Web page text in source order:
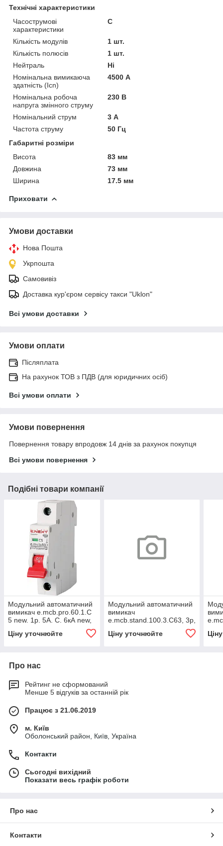
Технічні характеристики
Часострумові
характеристики
C
Кількість модулів
1 шт.
Кількість полюсів
1 шт.
Нейтраль
Ні
Номінальна вимикаюча
здатність (Icn)
4500 А
Номінальна робоча
напруга змінного струму
230 В
Номінальний струм
3 А
Частота струму
50 Гц
Габаритні розміри
Висота
83 мм
Довжина
73 мм
Ширина
17.5 мм
Приховати
Умови доставки
Нова Пошта
Укрпошта
Самовивіз
Доставка кур'єром сервісу такси "Uklon"
Всі умови доставки
Умови оплати
Післяплата
На рахунок ТОВ з ПДВ (для юридичних осіб)
Всі умови оплати
Умови повернення
Повернення товару впродовж 14 днів за рахунок покупця
Всі умови повернення
Подібні товари компанії
Модульний автоматичний
вимикач e.mcb.pro.60.1.C
5 new. 1р. 5А. C. 6кА new,
Ціну уточнюйте
Модульний автоматичний
вимикач
e.mcb.stand.100.3.C63, 3р,
Ціну уточнюйте
Про нас
Рейтинг не сформований
Менше 5 відгуків за останній рік
Працює з 21.06.2019
м. Київ
Оболонський район, Київ, Україна
Контакти
Сьогодні вихідний
Показати весь графік роботи
Про нас
Контакти